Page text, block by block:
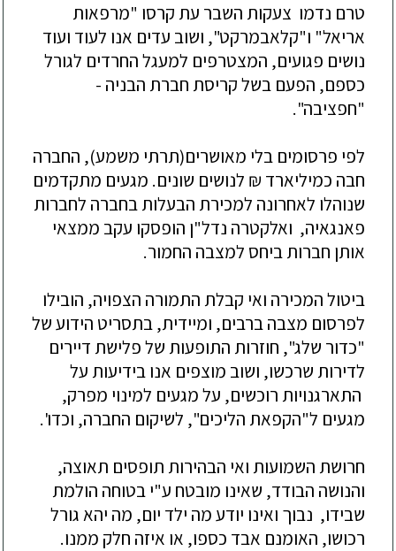
טרם נדמו צעקות השבר עת קרסו "מרפאות
אריאל" ו"קלאבמרקט", ושוב עדים אנו לעוד ועוד
נושים פגועים, המצטרפים למעגל החרדים לגורל
כספם, הפעם בשל קריסת חברת הבניה -
"חפציבה".
לפי פרסומים בלי מאושרים(תרתי משמע), החברה
חבה כמיליארד ₪ לנושים שונים. מגעים מתקדמים
שנוהלו לאחרונה למכירת הבעלות בחברה לחברות
פאנגאיה, ואלקטרה נדל"ן הופסקו עקב ממצאי
אותן חברות ביחס למצבה החמור.
ביטול המכירה ואי קבלת התמורה הצפויה, הובילו
לפרסום מצבהברבים, ומיידית,בתסריט הידוע של
"כדור שלג", חוזרות התופעות של פלישת דיירים
לדירות שרכשו, ושוב מוצפים אנו בידיעות על
התארגנויות רוכשים, על מגעים למינוי מפרק,
מגעים ל"הקפאת הליכים", לשיקום החברה, וכדו'.
חרושת השמועות ואי הבהירות תופסים תאוצה,
והנושה הבודד, שאינו מובטח ע"י בטוחה הולמת
שבידו, נבוך ואינו יודע מה ילד יום, מה יהא גורל
רכושו, האומנם אבד כספו, או איזה חלק ממנו.